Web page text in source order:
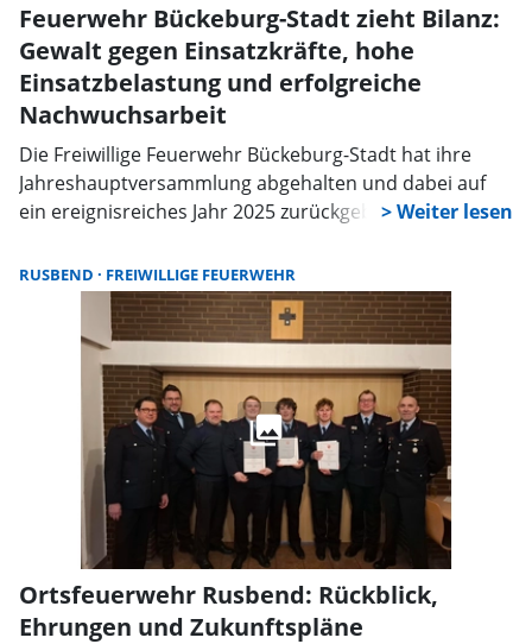
Feuerwehr Bückeburg-Stadt zieht Bilanz:
Gewalt gegen Einsatzkräfte, hohe
Einsatzbelastung und erfolgreiche
Nachwuchsarbeit
Die Freiwillige Feuerwehr Bückeburg-Stadt hat ihre
Jahreshauptversammlung abgehalten und dabei auf
ein ereignisreiches Jahr 2025 zurückgeblickt.
Gäste, darunter den stellvertretenden
Kreisbrandmeister, Bürgermeister Axel Wohlgemuth
und Vertreter der umliegenden Feuerwehren.
RUSBEND FREIWILLIGE FEUERWEHR
Ortsfeuerwehr Rusbend: Rückblick,
Ehrungen und Zukunftspläne